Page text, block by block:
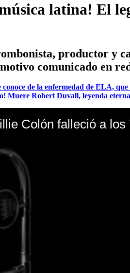
latina! El
productor y
comunicado en
conoce de la enfermedad de ELA,
Muere Robert Duvall, leyenda
Colón falleció a los